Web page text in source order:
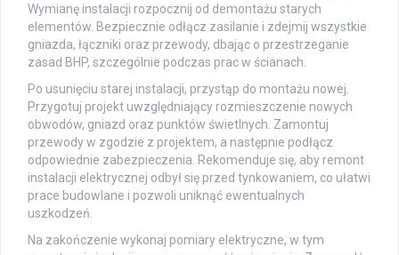
Wymianę instalacji rozpocznij od demontażu starych
elementów. Bezpiecznie odłącz zasilanie i zdejmij wszystkie
gniazda, łączniki oraz przewody, dbając o przestrzeganie
zasad BHP, szczególnie podczas prac w ścianach.
Po usunięciu starej instalacji, przystąp do montażu nowej.
Przygotuj projekt uwzględniający rozmieszczenie nowych
obwodów, gniazd oraz punktów świetlnych. Zamontuj
przewody w zgodzie z projektem, a następnie podłącz
odpowiednie zabezpieczenia. Rekomenduje się, aby remont
instalacji elektrycznej odbył się przed tynkowaniem, co ułatwi
prace budowlane i pozwoli uniknąć ewentualnych
uszkodzeń.
Na zakończenie wykonaj pomiary elektryczne, w tym